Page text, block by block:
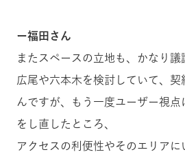
ー福田さん
またスペースの立地も、かなり
広尾や六本木を検討していて、契
んですが、もう一度ユーザー視
をし直したところ、
アクセスの利便性やそのエリア